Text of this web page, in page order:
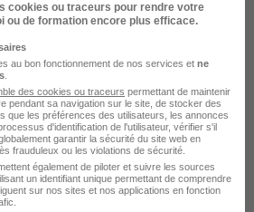
Alternance
il y a 6 jours
cookies ou traceurs pour rendre votre
ou de formation encore plus efficace.
au bon fonctionnement de nos services et ne
des cookies ou traceurs permettant de maintenir
pendant sa navigation sur le site, de stocker des
que les préférences des utilisateurs, les annonces
d'identification de l'utilisateur, vérifier s'il
garantir la sécurité du site web en
frauduleux ou les violations de sécurité.
également de piloter et suivre les sources
un identifiant unique permettant de comprendre
sur nos sites et nos applications en fonction